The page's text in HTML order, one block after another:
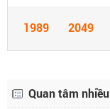
1989 2049
Quan tâm nhiều